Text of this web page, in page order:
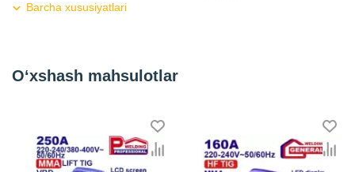
Рабочий цикл ПН (40°C)
Габариты (мм) 592x297x523
Barcha xususiyatlari
O‘xshash mahsulotlar